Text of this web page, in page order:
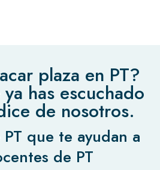
plaza en PT?
has escuchado
de nosotros.
que te ayudan a
de PT